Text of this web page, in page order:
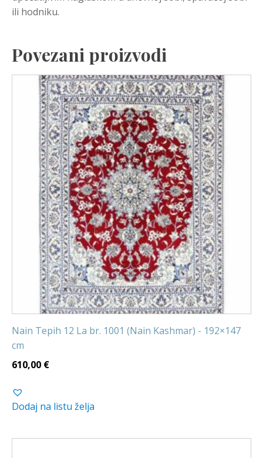
ili hodniku.
Povezani proizvodi
Nain Tepih 12 La br. 1001 (Nain Kashmar) - 192×147
cm
610,00 €
Dodaj na listu želja